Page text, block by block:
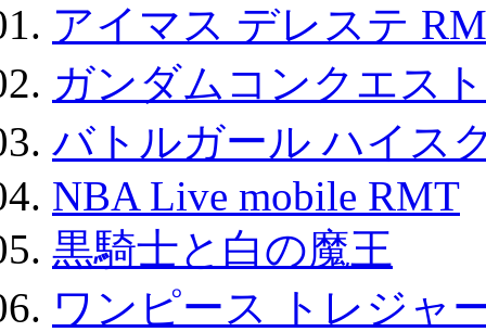
アイマス デレステ
ガンダムコンクエスト
バトルガール ハイス
NBA Live mobile RMT
黒騎士と白の魔王
ワンピース トレジャ